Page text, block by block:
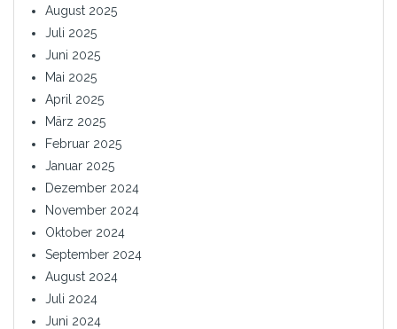
August 2025
Juli 2025
Juni 2025
Mai 2025
April 2025
März 2025
Februar 2025
Januar 2025
Dezember 2024
November 2024
Oktober 2024
September 2024
August 2024
Juli 2024
Juni 2024